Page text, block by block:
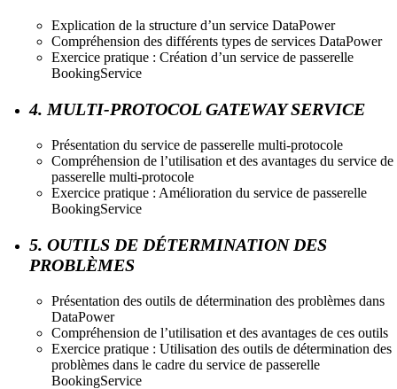
Explication de la structure d’un service DataPower
Compréhension des différents types de services DataPower
Exercice pratique : Création d’un service de passerelle
BookingService
4. MULTI-PROTOCOL GATEWAY SERVICE
Présentation du service de passerelle multi-protocole
Compréhension de l’utilisation et des avantages du service de
passerelle multi-protocole
Exercice pratique : Amélioration du service de passerelle
BookingService
5. OUTILS DE DÉTERMINATION DES
PROBLÈMES
Présentation des outils de détermination des problèmes dans
DataPower
Compréhension de l’utilisation et des avantages de ces outils
Exercice pratique : Utilisation des outils de détermination des
problèmes dans le cadre du service de passerelle
BookingService